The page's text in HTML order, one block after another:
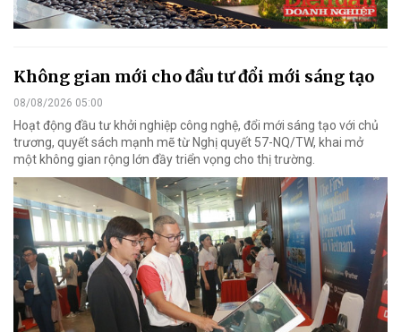
Không gian mới cho đầu tư đổi mới sáng tạo
08/08/2026 05:00
Hoạt động đầu tư khởi nghiệp công nghệ, đổi mới sáng tạo với chủ
trương, quyết sách mạnh mẽ từ Nghị quyết 57-NQ/TW, khai mở
một không gian rộng lớn đầy triển vọng cho thị trường.